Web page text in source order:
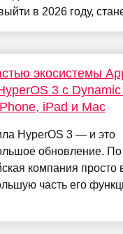
в 2026 году,
экосистемы
3 с
iPad и Mac
HyperOS 3 — и это
обновление.
компания просто
часть его